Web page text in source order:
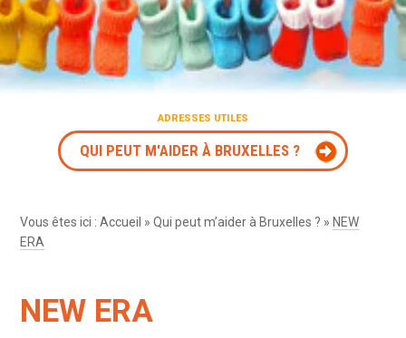
ADRESSES UTILES
QUI PEUT M'AIDER À BRUXELLES ?
Vous êtes ici :Accueil »Qui peut m’aider à Bruxelles ? » NEW
ERA
NEW ERA